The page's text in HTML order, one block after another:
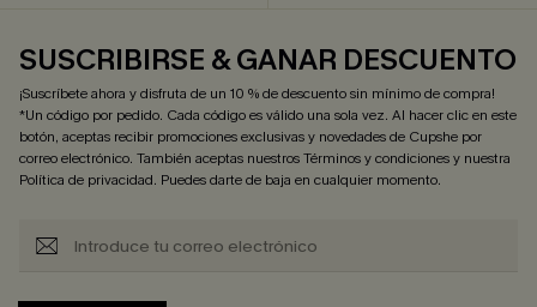
SUSCRIBIRSE & GANAR DESCUENTO
¡Suscríbete ahora y disfruta de un 10 % de descuento sin mínimo de compra!
*Un código por pedido. Cada código es válido una sola vez. Al hacer clic en este
botón, aceptas recibir promociones exclusivas y novedades de Cupshe por
correo electrónico. También aceptas nuestrosTérminos y condicionesy nuestra
Política de privacidad. Puedes darte de baja en cualquier momento.